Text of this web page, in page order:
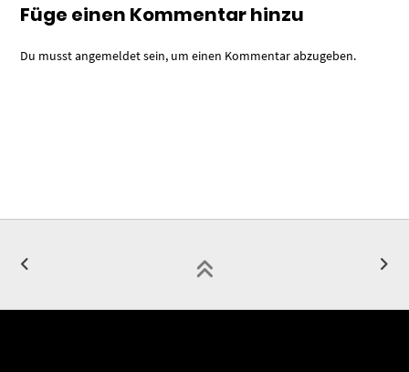
Füge einen Kommentar hinzu
Du musstangemeldetsein, um einen Kommentar abzugeben.